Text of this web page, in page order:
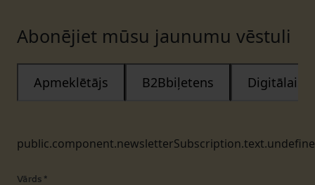
Abonējiet mūsu jaunumu vēstuli
Apmeklētājs B2Bbiļetens Digitālais
Vārds *